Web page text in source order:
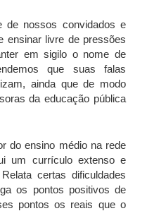
de nossos convidados e
ensinar livre de pressões
em sigilo o nome de
que suas falas
ainda que de modo
da educação pública
do ensino médio na rede
um currículo extenso e
certas dificuldades
os pontos positivos de
pontos os reais que o